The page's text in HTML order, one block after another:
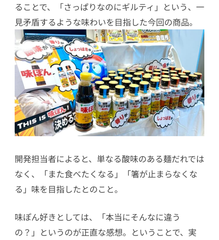
ることで、「さっぱりなのにギルティ」という、一
見矛盾するような味わいを目指した今回の商品。
開発担当者によると、単なる酸味のある麺だれでは
なく、「また食べたくなる」「箸が止まらなくな
る」味を目指したとのこと。
味ぽん好きとしては、「本当にそんなに違う
の？」というのが正直な感想。ということで、実